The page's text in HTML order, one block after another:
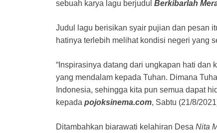
sebuah karya lagu berjudul Berkibarlah
Judul lagu berisikan syair pujian dan pesan
hatinya terlebih melihat kondisi negeri yang
“Inspirasinya datang dari ungkapan hati
yang mendalam kepada Tuhan. Dimana
Indonesia, sehingga kita pun semua dapat
kepada pojoksinema.com, Sabtu (21/8/
Ditambahkan biarawati kelahiran Desa Nita